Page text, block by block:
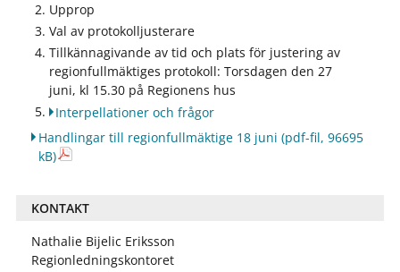
Upprop
Val av protokolljusterare
Tillkännagivande av tid och plats för justering av
regionfullmäktiges protokoll: Torsdagen den 27
juni, kl 15.30 på Regionens hus
Interpellationer och frågor
Handlingar till regionfullmäktige 18 juni (pdf-fil, 96695
kB)
KONTAKT
Nathalie Bijelic Eriksson
Regionledningskontoret